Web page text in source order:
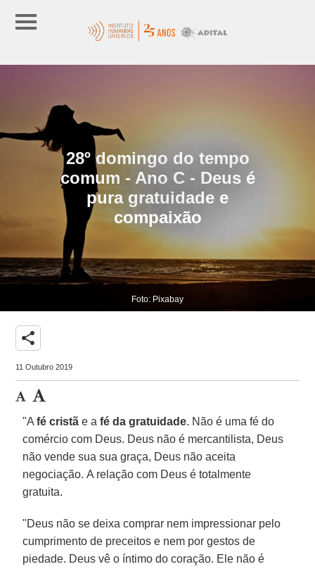
28º domingo do tempo
comum - Ano C - Deus é
pura gratuidade e
compaixão
Foto: Pixabay
share
11 Outubro 2019
"Afé cristãe a fé da gratuidade. Não é uma fé do
comércio com Deus. Deus não é mercantilista, Deus
não vende sua sua graça, Deus não aceita
negociação. A relação com Deus é totalmente
gratuita.
"Deus não se deixa comprar nem impressionar pelo
cumprimento de preceitos e nem por gestos de
piedade. Deus vê o íntimo do coração. Ele não é